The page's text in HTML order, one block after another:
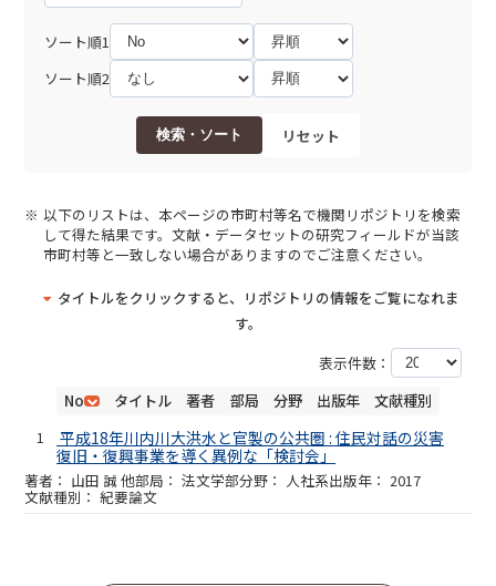
ソート順1
ソート順2
検索・ソート リセット
以下のリストは、本ページの市町村等名で機関リポジトリを検索
して得た結果です。文献・データセットの研究フィールドが当該
市町村等と一致しない場合がありますのでご注意ください。
タイトルをクリックすると、リポジトリの情報をご覧になれま
す。
表示件数：
No
タイトル 著者 部局 分野 出版年
文献種別
1
平成18年川内川大洪水と官製の公共圏 : 住民対話の災害
復旧・復興事業を導く異例な「検討会」
山田 誠 他 法文学部 人社系 2017
紀要論文